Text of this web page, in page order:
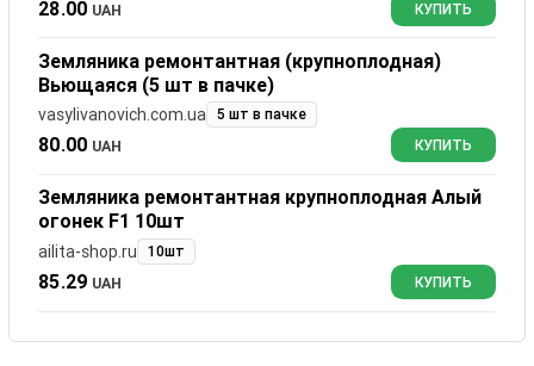
28.00 UAH КУПИТЬ
Земляника ремонтантная (крупноплодная)
Вьющаяся (5 шт в пачке)
vasylivanovich.com.ua 5 шт в пачке
80.00 UAH КУПИТЬ
Земляника ремонтантная крупноплодная Алый
огонек F1 10шт
ailita-shop.ru 10шт
85.29 UAH КУПИТЬ